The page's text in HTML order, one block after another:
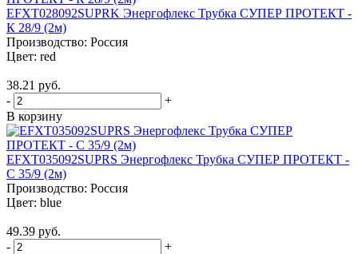
EFXT028092SUPRK Энергофлекс Трубка СУПЕР ПРОТЕКТ -
К 28/9 (2м)
Производство: Россия
Цвет: red
38.21 руб.
-
+
В корзину
EFXT035092SUPRS Энергофлекс Трубка СУПЕР ПРОТЕКТ -
С 35/9 (2м)
Производство: Россия
Цвет: blue
49.39 руб.
-
+